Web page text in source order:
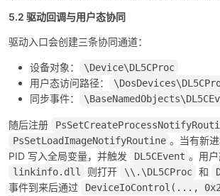
5.2 驱动回调与用户态协同
驱动入口会创建三条协同通道：
设备对象： \Device\DL5CProc
用户态访问路径：
同步事件：
随后注册
PsSetLoadImageNotifyRoutine 。当有新
PID 写入全局变量，并触发
DL5CEvent 。用
linkinfo.dll 则打开 \\.\DL5CProc 和
事件到来后通过
DeviceIoControl(...,